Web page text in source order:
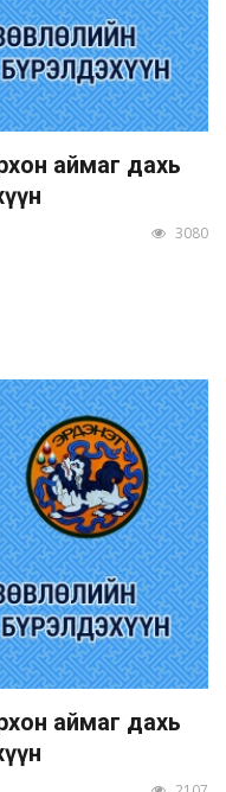
аймаг дахь
3080
аймаг дахь